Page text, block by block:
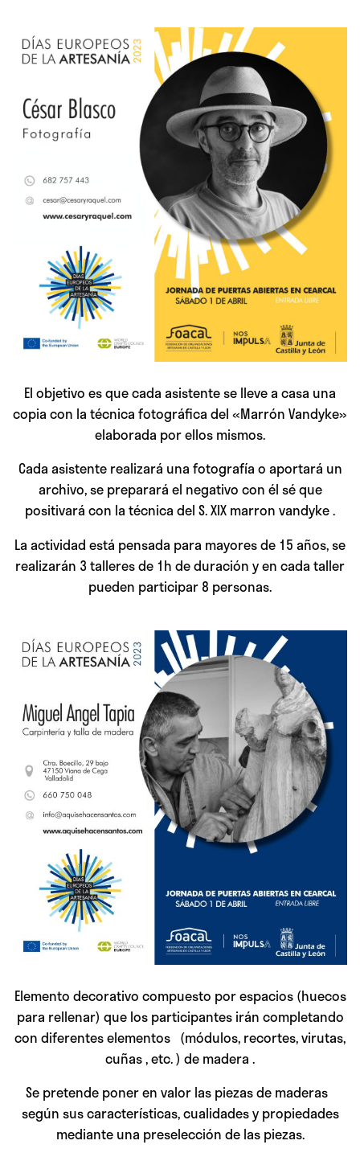
El objetivo es que cada asistente se lleve a casa una
copia con la técnica fotográfica del «Marrón Vandyke»
elaborada por ellos mismos.
Cada asistente realizará una fotografía o aportará un
archivo, se preparará el negativo con él sé que
positivará con la técnica del S. XIX marron vandyke .
La actividad está pensada para mayores de 15 años, se
realizarán 3 talleres de 1h de duración y en cada taller
pueden participar 8 personas.
Elemento decorativo compuesto por espacios (huecos
para rellenar) que los participantes irán completando
con diferentes elementos (módulos, recortes, virutas,
cuñas , etc. ) de madera .
Se pretende poner en valor las piezas de maderas
según sus características, cualidades y propiedades
mediante una preselección de las piezas.